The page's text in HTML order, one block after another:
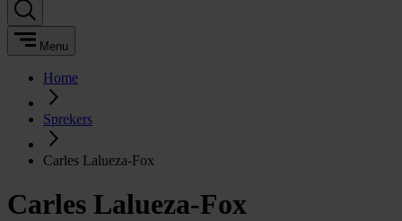
Menu
Home
Sprekers
Carles Lalueza-Fox
Carles Lalueza-Fox